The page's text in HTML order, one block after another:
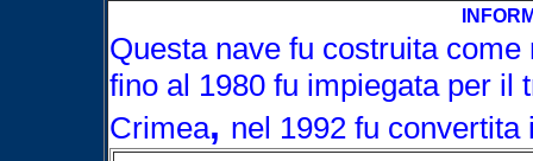
Questa nave fu costruita
fino al 1980 fu impiegata per il
Crimea, nel 1992 fu